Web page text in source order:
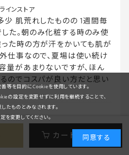
カートに入れる
インストア
少 肌荒れしたものの 1週間毎
た。朝のみ化粧する時のみ使
った時の方が汗をかいても肌が
外仕事なので、夏場は使い続け
量があまりないですが、ほん
のでコスパが良い方だと思い
投稿日：2026/06/25
等を目的にCookieを使用しています。
の設定を変更せずに利用を継続することで、
たものとみなされます。
を変更してください。
同意する